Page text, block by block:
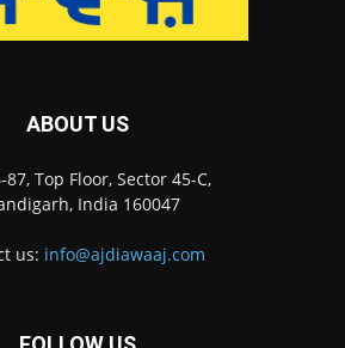
ABOUT US
87, Top Floor, Sector 45-C,
India 160047
us: info@ajdiawaaj.com